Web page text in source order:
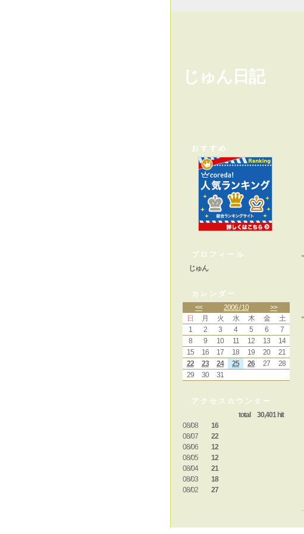
じゅん日記
おすすめ
プロフィール
じゅん
カレンダー
<<
2006 / 10
>>
日
月 火 水 木 金
土
1
2 3 4 5 6
7
8
9 10 11 12 13
14
15
16 17 18 19 20
21
22
23 24 25 26 27
28
29
30 31
アクセスカウンター
total 30,401 hit
08/08
16
08/07
22
08/06
12
08/05
12
08/04
21
08/03
18
08/02
27